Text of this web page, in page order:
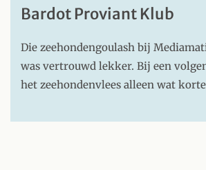
Bardot Proviant Klub
Die zeehondengoulash bij
was vertrouwd lekker. Bij een
het zeehondenvlees alleen wat